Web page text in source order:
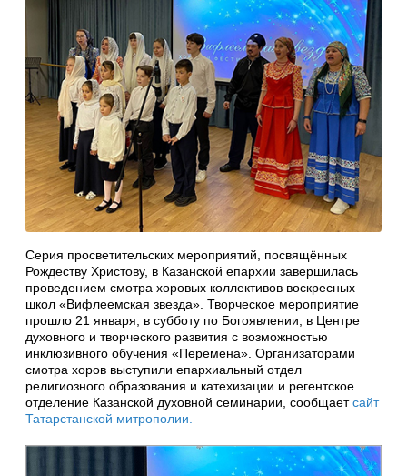
Серия просветительских мероприятий, посвящённых
Рождеству Христову, в Казанской епархии завершилась
проведением смотра хоровых коллективов воскресных
школ «Вифлеемская звезда». Творческое мероприятие
прошло 21 января, в субботу по Богоявлении, в Центре
духовного и творческого развития с возможностью
инклюзивного обучения «Перемена». Организаторами
смотра хоров выступили епархиальный отдел
религиозного образования и катехизации и регентское
отделение Казанской духовной семинарии, сообщаетсайт
Татарстанской митрополии.